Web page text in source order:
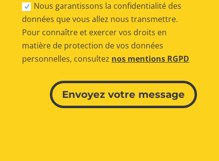
Nous garantissons la confidentialité des
données que vous allez nous transmettre.
Pour connaître et exercer vos droits en
matière de protection de vos données
personnelles, consultez nos mentions RGPD
Envoyez votre message